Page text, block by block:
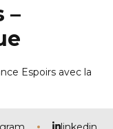
–
Espoirs avec la